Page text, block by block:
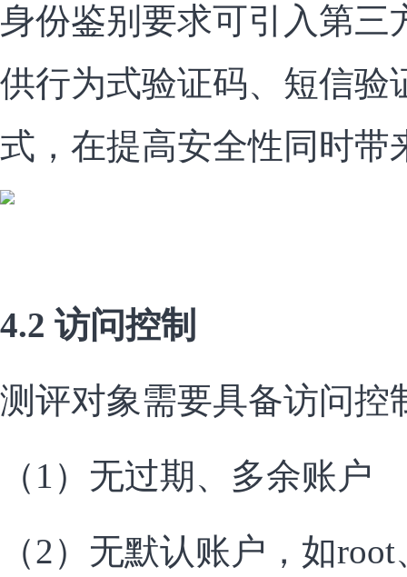
身份鉴别要求可引入第三
供行为式验证码、短信验
式，在提高安全性同时带
4.2 访问控制
测评对象需要具备访问控
（1）无过期、多余账户
（2）无默认账户，如